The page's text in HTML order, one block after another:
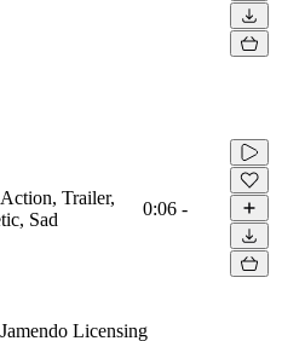
Trailer,
Sad
0:06 -
Jamendo Licensing